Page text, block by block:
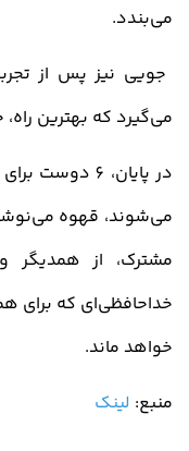
می‌بندد.
جویی نیز پس از
می‌گیرد که بهترین
در پایان، 6
مشترک، از همدیگر و
خداحافظی‌ای که برای
خواهد ماند.
منبع: لینک